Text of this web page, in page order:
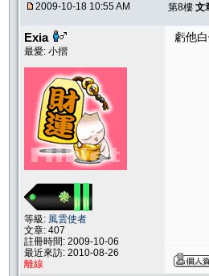
2009-10-18 10:55 AM 第8樓 文
Exia
最愛: 小摺
等級: 風雲使者
文章: 407
註冊時間: 2009-10-06
最近來訪: 2010-08-26
離線
虧他